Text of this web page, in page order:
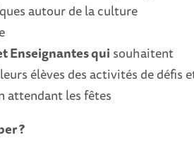
autour de la culture
Enseignantes qui souhaitent
élèves des activités de défis
attendant les fêtes
?